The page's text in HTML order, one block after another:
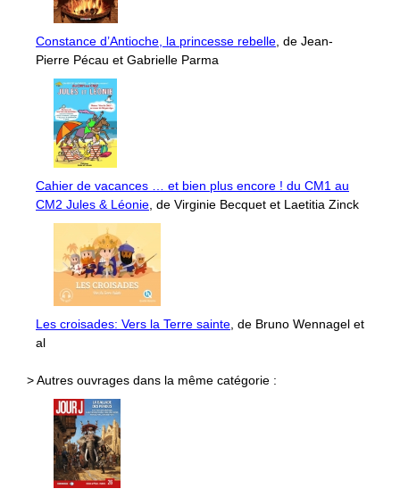
Constance d’Antioche, la princesse rebelle , de Jean-
Pierre Pécau et Gabrielle Parma
Cahier de vacances … et bien plus encore ! du CM1 au
CM2 Jules & Léonie , de Virginie Becquet et Laetitia Zinck
Les croisades: Vers la Terre sainte , de Bruno Wennagel et
al
> Autres ouvrages dans la même catégorie :